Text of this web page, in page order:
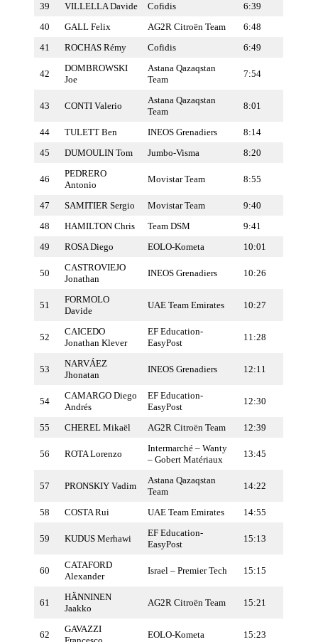
39 VILLELLA Davide Cofidis
6:39
40
GALL Felix AG2R Citroën Team
6:48
41
ROCHAS Rémy Cofidis 6:49
42
DOMBROWSKI
Joe
Astana Qazaqstan
Team
7:54
43 CONTI Valerio
Astana Qazaqstan
Team
8:01
44 TULETT Ben INEOS Grenadiers
8:14
45
DUMOULIN Tom Jumbo-Visma 8:20
46
PEDRERO
Antonio
Movistar Team 8:55
47 SAMITIER Sergio Movistar Team
9:40
48
HAMILTON Chris Team DSM
9:41
49
ROSA Diego EOLO-Kometa 10:01
50
CASTROVIEJO
Jonathan
INEOS Grenadiers 10:26
51
FORMOLO
Davide
UAE Team Emirates 10:27
52
CAICEDO
Jonathan Klever
EF Education-
EasyPost
11:28
53
NARVÁEZ
Jhonatan
INEOS Grenadiers 12:11
54
CAMARGO Diego
Andrés
EF Education-
EasyPost
12:30
55 CHEREL Mikaël AG2R Citroën Team 12:39
56 ROTA Lorenzo
Intermarché – Wanty
– Gobert Matériaux
13:45
57 PRONSKIY Vadim
Astana Qazaqstan
Team
14:22
58 COSTA Rui UAE Team Emirates 14:55
59 KUDUS Merhawi
EF Education-
EasyPost
15:13
60
CATAFORD
Alexander
Israel – Premier Tech 15:15
61
HÄNNINEN
Jaakko
AG2R Citroën Team 15:21
62
GAVAZZI
EOLO-Kometa 15:23